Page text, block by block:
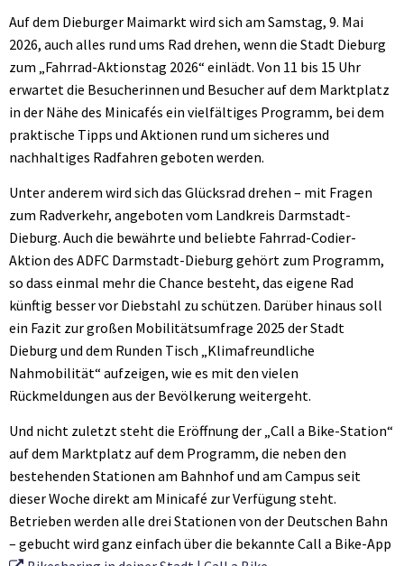
Auf dem Dieburger Maimarkt wird sich am Samstag, 9. Mai
2026, auch alles rund ums Rad drehen, wenn die Stadt Dieburg
zum „Fahrrad-Aktionstag 2026“ einlädt. Von 11 bis 15 Uhr
erwartet die Besucherinnen und Besucher auf dem Marktplatz
in der Nähe des Minicafés ein vielfältiges Programm, bei dem
praktische Tipps und Aktionen rund um sicheres und
nachhaltiges Radfahren geboten werden.
Unter anderem wird sich das Glücksrad drehen – mit Fragen
zum Radverkehr, angeboten vom Landkreis Darmstadt-
Dieburg. Auch die bewährte und beliebte Fahrrad-Codier-
Aktion des ADFC Darmstadt-Dieburg gehört zum Programm,
so dass einmal mehr die Chance besteht, das eigene Rad
künftig besser vor Diebstahl zu schützen. Darüber hinaus soll
ein Fazit zur großen Mobilitätsumfrage 2025 der Stadt
Dieburg und dem Runden Tisch „Klimafreundliche
Nahmobilität“ aufzeigen, wie es mit den vielen
Rückmeldungen aus der Bevölkerung weitergeht.
Und nicht zuletzt steht die Eröffnung der „Call a Bike-Station“
auf dem Marktplatz auf dem Programm, die neben den
bestehenden Stationen am Bahnhof und am Campus seit
dieser Woche direkt am Minicafé zur Verfügung steht.
Betrieben werden alle drei Stationen von der Deutschen Bahn
– gebucht wird ganz einfach über die bekannte Call a Bike-App